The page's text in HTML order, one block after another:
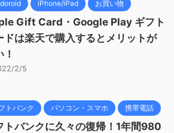
iPhone/iPad お買い物
Gift Card・Google Play ギフト
ドは楽天で購入するとメリットが
2/5
トバンク パソコン・スマホ 携帯電話
トバンクに久々の復帰！1年間980